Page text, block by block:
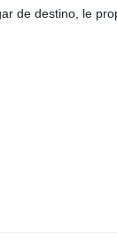
de destino, le